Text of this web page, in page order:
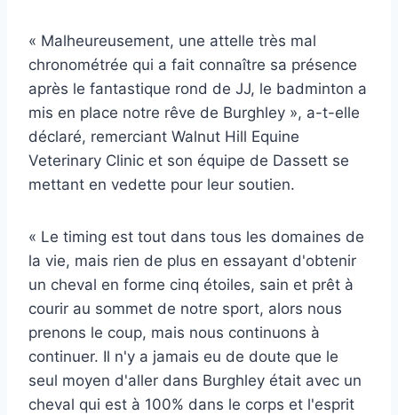
« Malheureusement, une attelle très mal
chronométrée qui a fait connaître sa présence
après le fantastique rond de JJ, le badminton a
mis en place notre rêve de Burghley », a-t-elle
déclaré, remerciant Walnut Hill Equine
Veterinary Clinic et son équipe de Dassett se
mettant en vedette pour leur soutien.
« Le timing est tout dans tous les domaines de
la vie, mais rien de plus en essayant d'obtenir
un cheval en forme cinq étoiles, sain et prêt à
courir au sommet de notre sport, alors nous
prenons le coup, mais nous continuons à
continuer. Il n'y a jamais eu de doute que le
seul moyen d'aller dans Burghley était avec un
cheval qui est à 100% dans le corps et l'esprit